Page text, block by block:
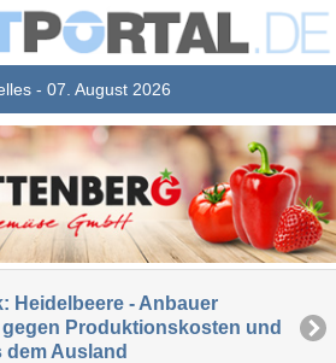
- 07. August 2026
Heidelbeere - Anbauer
gegen Produktionskosten und
dem Ausland